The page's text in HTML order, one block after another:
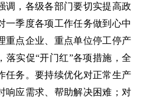
调，各级各部门要切实提高政
一季度各项工作任务做到心中
重点企业、重点单位停工停产
落实促“开门红”各项措施，全
任务。要持续优化对正常生产
响应需求、帮助解决困难；对